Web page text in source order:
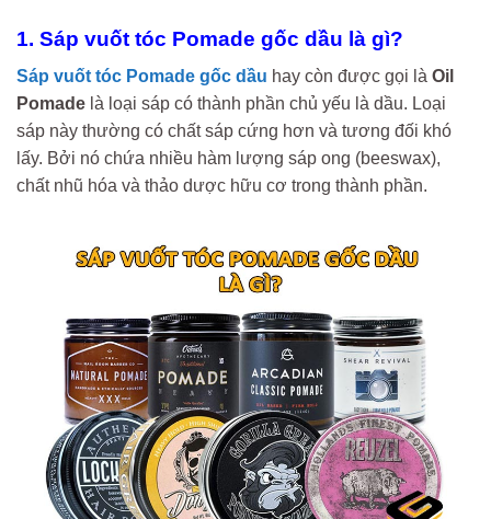
1. Sáp vuốt tóc Pomade gốc dầu là gì?
Sáp vuốt tóc Pomade gốc dầu hay còn được gọi là Oil
Pomade là loại sáp có thành phần chủ yếu là dầu. Loại
sáp này thường có chất sáp cứng hơn và tương đối khó
lấy. Bởi nó chứa nhiều hàm lượng sáp ong (beeswax),
chất nhũ hóa và thảo dược hữu cơ trong thành phần.